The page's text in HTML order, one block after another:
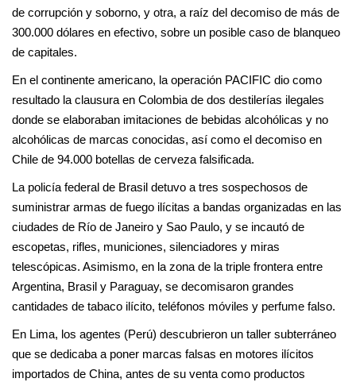
de corrupción y soborno, y otra, a raíz del decomiso de más de
300.000 dólares en efectivo, sobre un posible caso de blanqueo
de capitales.
En el continente americano, la operación PACIFIC dio como
resultado la clausura en Colombia de dos destilerías ilegales
donde se elaboraban imitaciones de bebidas alcohólicas y no
alcohólicas de marcas conocidas, así como el decomiso en
Chile de 94.000 botellas de cerveza falsificada.
La policía federal de Brasil detuvo a tres sospechosos de
suministrar armas de fuego ilícitas a bandas organizadas en las
ciudades de Río de Janeiro y Sao Paulo, y se incautó de
escopetas, rifles, municiones, silenciadores y miras
telescópicas. Asimismo, en la zona de la triple frontera entre
Argentina, Brasil y Paraguay, se decomisaron grandes
cantidades de tabaco ilícito, teléfonos móviles y perfume falso.
En Lima, los agentes (Perú) descubrieron un taller subterráneo
que se dedicaba a poner marcas falsas en motores ilícitos
importados de China, antes de su venta como productos